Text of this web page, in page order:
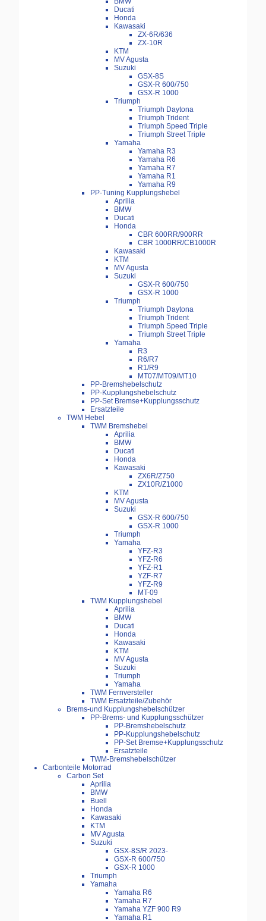
Ducati
Honda
Kawasaki
ZX-6R/636
ZX-10R
KTM
MV Agusta
Suzuki
GSX-8S
GSX-R 600/750
GSX-R 1000
Triumph
Triumph Daytona
Triumph Trident
Triumph Speed Triple
Triumph Street Triple
Yamaha
Yamaha R3
Yamaha R6
Yamaha R7
Yamaha R1
Yamaha R9
PP-Tuning Kupplungshebel
Aprilia
BMW
Ducati
Honda
CBR 600RR/900RR
CBR 1000RR/CB1000R
Kawasaki
KTM
MV Agusta
Suzuki
GSX-R 600/750
GSX-R 1000
Triumph
Triumph Daytona
Triumph Trident
Triumph Speed Triple
Triumph Street Triple
Yamaha
R3
R6/R7
R1/R9
MT07/MT09/MT10
PP-Bremshebelschutz
PP-Kupplungshebelschutz
PP-Set Bremse+Kupplungsschutz
Ersatzteile
TWM Hebel
TWM Bremshebel
Aprilia
BMW
Ducati
Honda
Kawasaki
ZX6R/Z750
ZX10R/Z1000
KTM
MV Agusta
Suzuki
GSX-R 600/750
GSX-R 1000
Triumph
Yamaha
YFZ-R3
YFZ-R6
YFZ-R1
YZF-R7
YFZ-R9
MT-09
TWM Kupplungshebel
Aprilia
BMW
Ducati
Honda
Kawasaki
KTM
MV Agusta
Suzuki
Triumph
Yamaha
TWM Fernversteller
TWM Ersatzteile/Zubehör
Brems-und Kupplungshebelschützer
PP-Brems- und Kupplungsschützer
PP-Bremshebelschutz
PP-Kupplungshebelschutz
PP-Set Bremse+Kupplungsschutz
Ersatzteile
TWM-Bremshebelschützer
Carbonteile Motorrad
Carbon Set
Aprilia
BMW
Buell
Honda
Kawasaki
KTM
MV Agusta
Suzuki
GSX-8S/R 2023-
GSX-R 600/750
GSX-R 1000
Triumph
Yamaha
Yamaha R6
Yamaha R7
Yamaha YZF 900 R9
Yamaha R1